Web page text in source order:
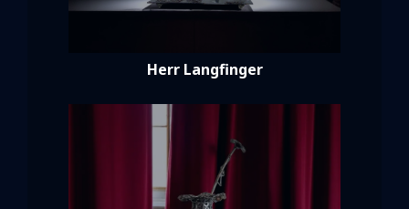
Herr Langfinger